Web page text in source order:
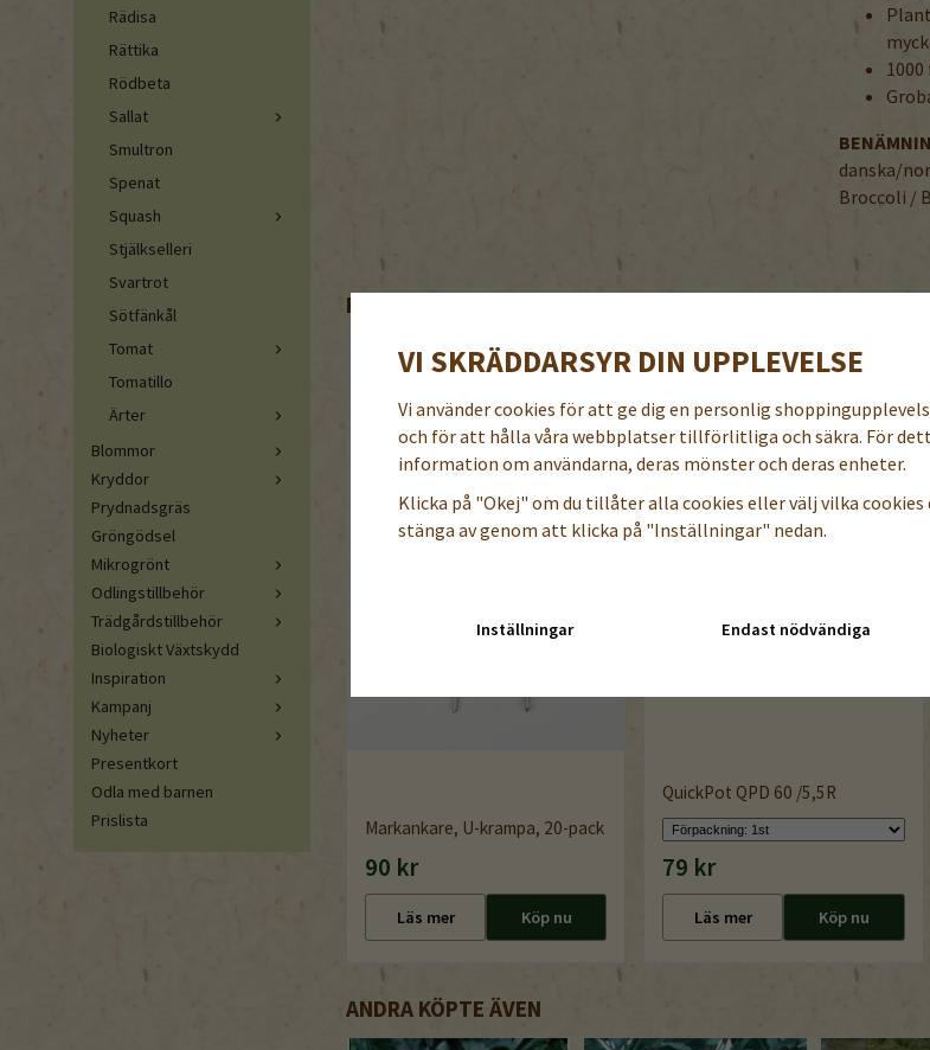
Rädisa
Rättika
Rödbeta
Sallat
Smultron
Spenat
Squash
Stjälkselleri
Svartrot
Sötfänkål
Tomat
Tomatillo
Ärter
Blommor
Kryddor
Prydnadsgräs
Gröngödsel
Mikrogrönt
Odlingstillbehör
Trädgårdstillbehör
Biologiskt Växtskydd
Inspiration
Kampanj
Nyheter
Presentkort
Odla med barnen
Prislista
danska/
Broccoli /
REKOMMENDERADE TILLBEHÖR TILL DENNA PRODUKT
Markankare, U-krampa, 20-pack
90 kr
Läs mer Köp nu
QuickPot QPD 60 /5,5R
79 kr
Läs mer Köp nu
ANDRA KÖPTE ÄVEN
VI SKRÄDDARSYR DIN UPPLEVELSE
Vi använder cookies för att ge dig en personlig
och för att hålla våra webbplatser tillförlitliga och säkra. För
information om användarna, deras mönster och deras enheter.
Klicka på "Okej" om du tillåter alla cookies eller välj vilka
stänga av genom att klicka på "Inställningar" nedan.
Inställningar Endast nödvändiga